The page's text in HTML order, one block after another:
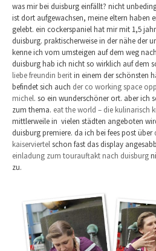
was mir bei duisburg einfällt? nicht
ist dort aufgewachsen, meine eltern haben
gelebt. ein cockerspaniel hat mir mit 1,5
duisburg. praktischerweise in der nähe der
kenne ich vom umsteigen auf dem weg
duisburg hab ich nicht so wirklich auf dem
liebe freundin beritin einem der schönsten
befindet sich auch der co working space
michel. so ein wunderschöner ort. aber ich
zum thema. eat the world – die kulinarisch
mittlerweile in vielen städten angeboten
duisburg premiere. da ich bei fees post über
kaiserviertelschon fast das display
einladung zum tourauftakt nach duisburg
zu.